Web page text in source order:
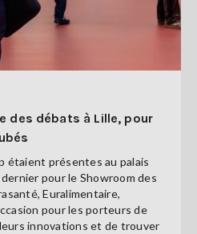
des débats à Lille, pour
étaient présentes au palais
pour le Showroom des
Euralimentaire,
pour les porteurs de
innovations et de trouver